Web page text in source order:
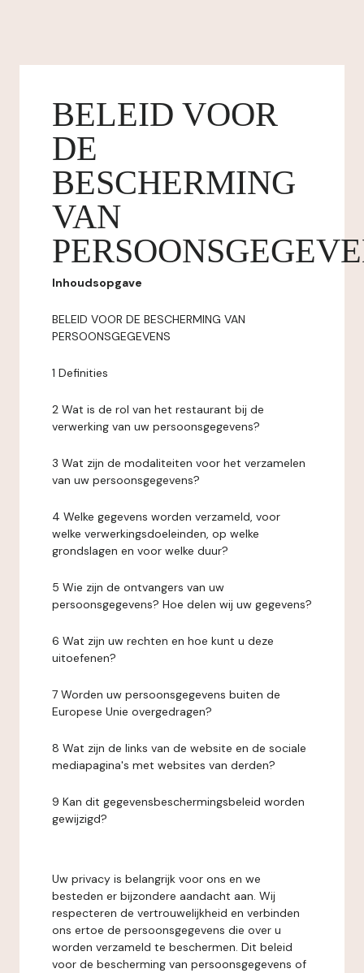
BELEID VOOR
DE
BESCHERMING
VAN
Inhoudsopgave
BELEID VOOR DE BESCHERMING VAN
PERSOONSGEGEVENS
1 Definities
2 Wat is de rol van het restaurant bij de
verwerking van uw persoonsgegevens?
3 Wat zijn de modaliteiten voor het verzamelen
van uw persoonsgegevens?
4 Welke gegevens worden verzameld, voor
welke verwerkingsdoeleinden, op welke
grondslagen en voor welke duur?
5 Wie zijn de ontvangers van uw
persoonsgegevens? Hoe delen wij uw gegevens?
6 Wat zijn uw rechten en hoe kunt u deze
uitoefenen?
7 Worden uw persoonsgegevens buiten de
Europese Unie overgedragen?
8 Wat zijn de links van de website en de sociale
mediapagina's met websites van derden?
9 Kan dit gegevensbeschermingsbeleid worden
gewijzigd?
Uw privacy is belangrijk voor ons en we
besteden er bijzondere aandacht aan. Wij
respecteren de vertrouwelijkheid en verbinden
ons ertoe de persoonsgegevens die over u
worden verzameld te beschermen. Dit beleid
voor de bescherming van persoonsgegevens of